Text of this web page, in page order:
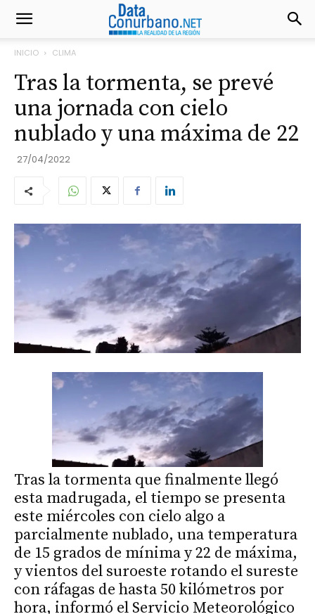
INICIO CLIMA
Tras la tormenta, se prevé
una jornada con cielo
nublado y una máxima de 22
27/04/2022
Tras la tormenta que finalmente llegó
esta madrugada, el tiempo se presenta
este miércoles con cielo algo a
parcialmente nublado, una temperatura
de 15 grados de mínima y 22 de máxima,
y vientos del suroeste rotando el sureste
con ráfagas de hasta 50 kilómetros por
hora, informó el Servicio Meteorológico